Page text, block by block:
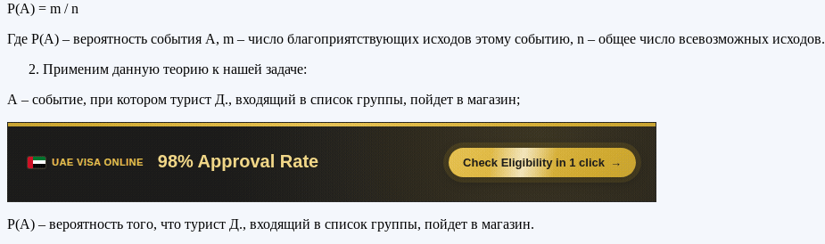
Р(А) = m / n
Где Р(А) – вероятность события А, m – число благоприятствующих исходов этому событию, n – общее число всевозможных исходов.
Применим данную теорию к нашей задаче:
А – событие, при котором турист Д., входящий в список группы, пойдет в магазин;
Р(А) – вероятность того, что турист Д., входящий в список группы, пойдет в магазин.